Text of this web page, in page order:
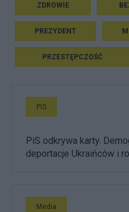
ZDROWIE
PREZYDENT
PRZESTĘPCZOŚĆ
PiS
PiS odkrywa karty.
deportacje Ukraińców i
Media